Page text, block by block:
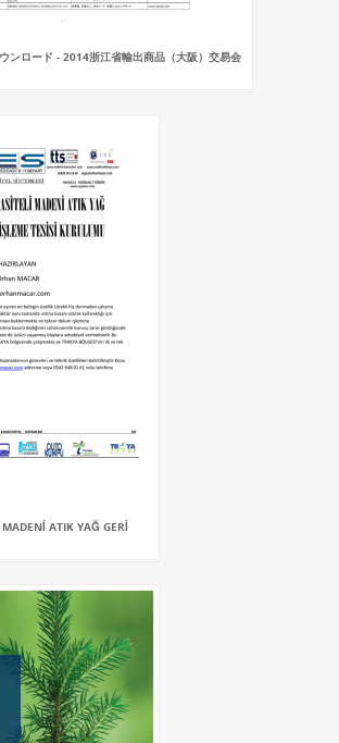
ンロード - 2014浙江省輸出商品（大阪）交易会
ATIK YAĞ GERİ